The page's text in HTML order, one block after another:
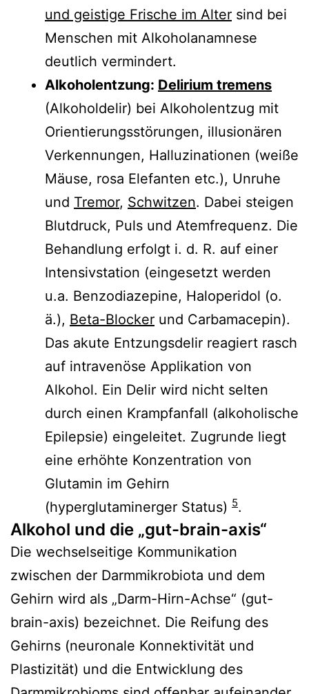
und geistige Frische im Alter sind bei
Menschen mit Alkoholanamnese
deutlich vermindert.
Alkoholentzung: Delirium tremens
(Alkoholdelir) bei Alkoholentzug mit
Orientierungsstörungen, illusionären
Verkennungen, Halluzinationen (weiße
Mäuse, rosa Elefanten etc.), Unruhe
und Tremor, Schwitzen. Dabei steigen
Blutdruck, Puls und Atemfrequenz. Die
Behandlung erfolgt i. d. R. auf einer
Intensivstation (eingesetzt werden
u.a. Benzodiazepine, Haloperidol (o.
ä.), Beta-Blocker und Carbamacepin).
Das akute Entzungsdelir reagiert rasch
auf intravenöse Applikation von
Alkohol. Ein Delir wird nicht selten
durch einen Krampfanfall (alkoholische
Epilepsie) eingeleitet. Zugrunde liegt
eine erhöhte Konzentration von
Glutamin im Gehirn
(hyperglutaminerger Status) 5.
Alkohol und die „gut-brain-axis“
Die wechselseitige Kommunikation
zwischen der Darmmikrobiota und dem
Gehirn wird als „Darm-Hirn-Achse“ (gut-
brain-axis) bezeichnet. Die Reifung des
Gehirns (neuronale Konnektivität und
Plastizität) und die Entwicklung des